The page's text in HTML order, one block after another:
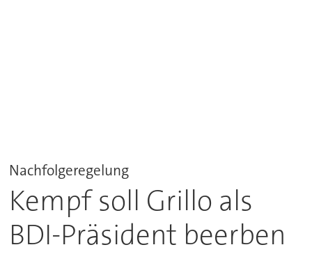
Nachfolgeregelung
Kempf soll Grillo als
BDI-Präsident beerben